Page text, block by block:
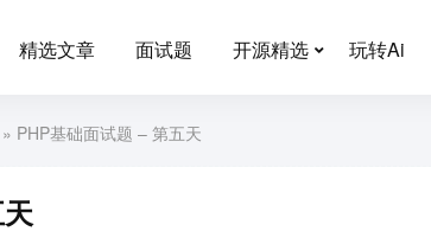
精选文章 面试题 开源精选 玩转Ai
» PHP基础面试题 – 第五天